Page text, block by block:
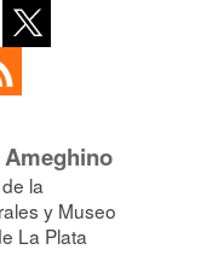
la
y Museo
La Plata